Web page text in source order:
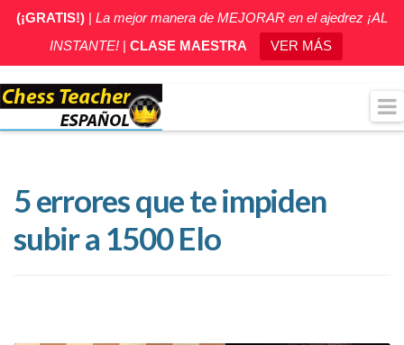
(¡GRATIS!) | La mejor manera de MEJORAR en el ajedrez ¡AL
INSTANTE!| CLASE MAESTRA VER MÁS
5 errores que te impiden
subir a 1500 Elo